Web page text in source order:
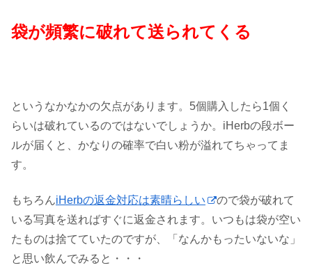
袋が頻繁に破れて送られてくる
というなかなかの欠点があります。5個購入したら1個く
らいは破れているのではないでしょうか。iHerbの段ボー
ルが届くと、かなりの確率で白い粉が溢れてちゃってま
す。
もちろんiHerbの返金対応は素晴らしい
ので袋が破れて
いる写真を送ればすぐに返金されます。いつもは袋が空い
たものは捨てていたのですが、「なんかもったいないな」
と思い飲んでみると・・・